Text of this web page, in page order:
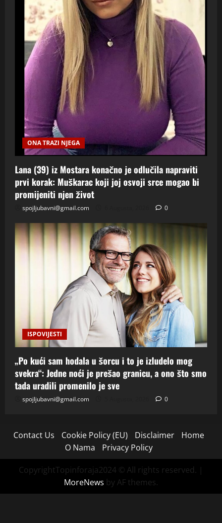
ONA TRAZI NJEGA
Lana (39) iz Mostara konačno je odlučila napraviti
prvi korak: Muškarac koji joj osvoji srce mogao bi
promijeniti njen život
spojljubavni@gmail.com 0
ISPOVIJESTI
„Po kući sam hodala u šorcu i to je izludelo mog
svekra“: Jedne noći je prešao granicu, a ono što smo
tada uradili promenilo je sve
spojljubavni@gmail.com 0
Contact Us Cookie Policy (EU) Disclaimer
Home
O Nama
Privacy Policy
CopyrightTopinforaja2024 © All rights reserved. |
MoreNews by AF themes.